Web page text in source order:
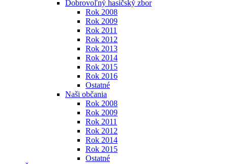
Dobrovoľný hasičský zbor
Rok 2008
Rok 2009
Rok 2011
Rok 2012
Rok 2013
Rok 2014
Rok 2015
Rok 2016
Ostatné
Naši občania
Rok 2008
Rok 2009
Rok 2011
Rok 2012
Rok 2014
Rok 2015
Ostatné